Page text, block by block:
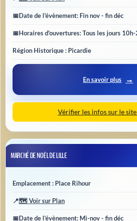
📅Date de l'évènement: Fin nov - fin déc
📅Horaires d'ouvertures: Tous les jours
Région Historique : Picardie
En savoir plus
Vérifier les infos sur le
MARCHÉ DE NOËL DE LILLE
Emplacement : Place Rihour
📍🗺️ Voir sur Plan
📅Date de l'évènement: Mi-nov - fin déc